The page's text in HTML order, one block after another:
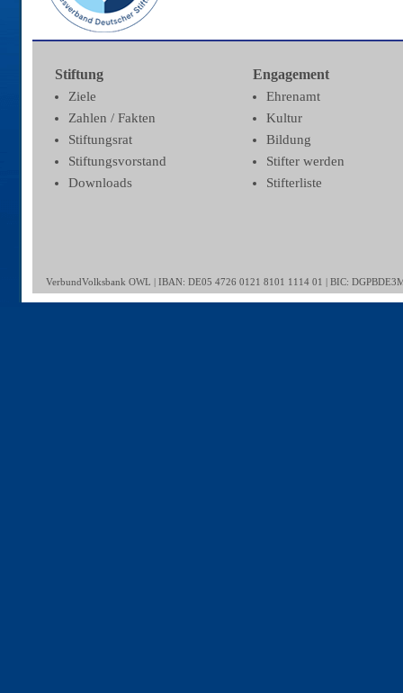
Stiftung
Ziele
Zahlen / Fakten
Stiftungsrat
Stiftungsvorstand
Downloads
Engagement
Ehrenamt
Kultur
Bildung
Stifter werden
Stifterliste
VerbundVolksbank OWL | IBAN: DE05 4726 0121 8101 1114 01 | BIC: